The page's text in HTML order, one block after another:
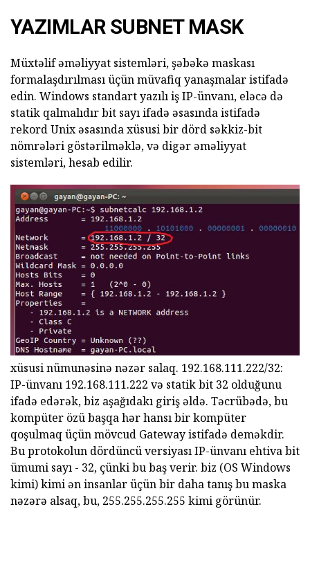
YAZIMLAR SUBNET MASK
Müxtəlif əməliyyat sistemləri, şəbəkə maskası
formalaşdırılması üçün müvafiq yanaşmalar istifadə
edin. Windows standart yazılı iş IP-ünvanı, eləcə də
statik qalmalıdır bit sayı ifadə əsasında istifadə
rekord Unix əsasında xüsusi bir dörd səkkiz-bit
nömrələri göstərilməklə, və digər əməliyyat
sistemləri, hesab edilir.
xüsusi nümunəsinə nəzər salaq. 192.168.111.222/32:
IP-ünvanı 192.168.111.222 və statik bit 32 olduğunu
ifadə edərək, biz aşağıdakı giriş əldə. Təcrübədə, bu
kompüter özü başqa hər hansı bir kompüter
qoşulmaq üçün mövcud Gateway istifadə deməkdir.
Bu protokolun dördüncü versiyası IP-ünvanı ehtiva bit
ümumi sayı - 32, çünki bu baş verir. biz (OS Windows
kimi) kimi ən insanlar üçün bir daha tanış bu maska
nəzərə alsaq, bu, 255.255.255.255 kimi görünür.